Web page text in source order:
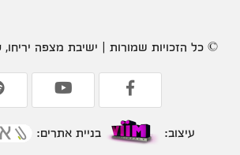
© כל הזכויות שמורות | ישיבת מצפה יריחו,
עיצוב:
בניית אתרים: